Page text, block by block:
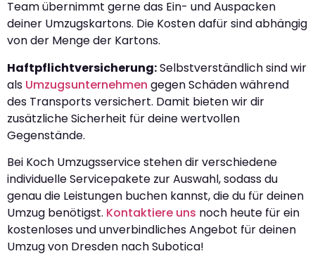
Team übernimmt gerne das Ein- und Auspacken
deiner Umzugskartons. Die Kosten dafür sind abhängig
von der Menge der Kartons.
Haftpflichtversicherung:Selbstverständlich sind wir
als Umzugsunternehmen gegen Schäden während
des Transports versichert. Damit bieten wir dir
zusätzliche Sicherheit für deine wertvollen
Gegenstände.
Bei Koch Umzugsservice stehen dir verschiedene
individuelle Servicepakete zur Auswahl, sodass du
genau die Leistungen buchen kannst, die du für deinen
Umzug benötigst. Kontaktiere uns noch heute für ein
kostenloses und unverbindliches Angebot für deinen
Umzug von Dresden nach Subotica!